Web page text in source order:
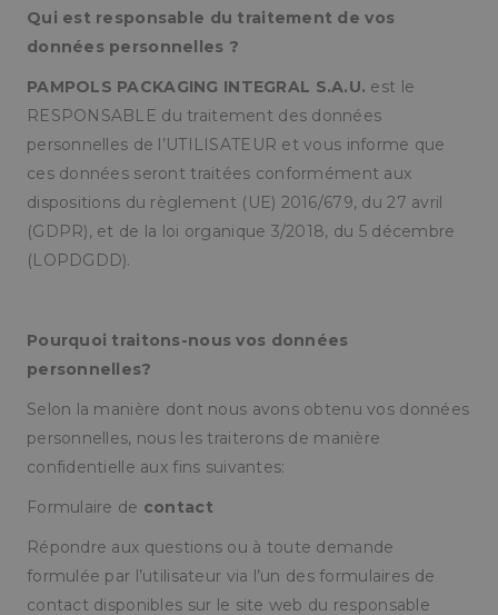
Qui est responsable du traitement de vos
données personnelles ?
PAMPOLS PACKAGING INTEGRAL S.A.U. est le
RESPONSABLE du traitement des données
personnelles de l’UTILISATEUR et vous informe que
ces données seront traitées conformément aux
dispositions du règlement (UE) 2016/679, du 27 avril
(GDPR), et de la loi organique 3/2018, du 5 décembre
(LOPDGDD).
Pourquoi traitons-nous vos données
personnelles?
Selon la manière dont nous avons obtenu vos données
personnelles, nous les traiterons de manière
confidentielle aux fins suivantes:
Formulaire de contact
Répondre aux questions ou à toute demande
formulée par l’utilisateur via l’un des formulaires de
contact disponibles sur le site web du responsable